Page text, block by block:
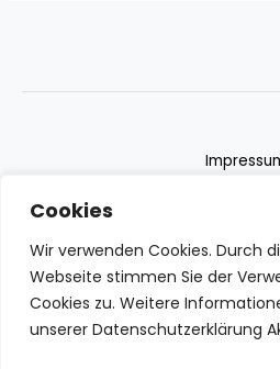
Cookies
Wir verwenden Cookies. Durch
Webseite stimmen Sie der
Cookies zu. Weitere
unserer Datenschutzerklärung